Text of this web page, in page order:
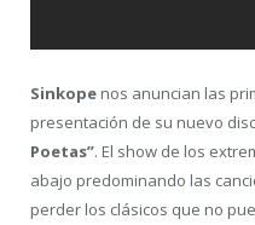
Sinkope nos anuncian las
presentación de su nuevo
Poetas”. El show de los
abajo predominando las
perder los clásicos que no